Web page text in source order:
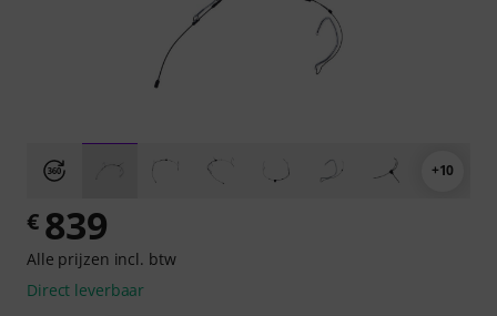
+10
€ 839
Alle prijzen incl. btw
Direct leverbaar